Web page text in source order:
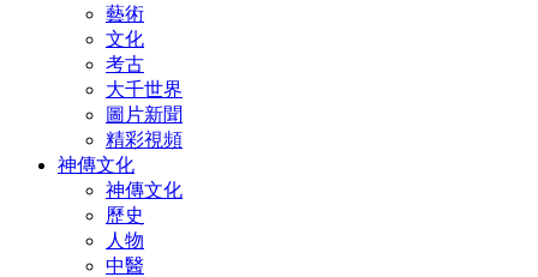
藝術
文化
考古
大千世界
圖片新聞
精彩視頻
神傳文化
神傳文化
歷史
人物
中醫